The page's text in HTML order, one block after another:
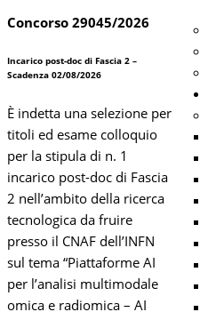
Concorso 29045/2026
Incarico post-doc di Fascia 2 –
Scadenza 02/08/2026
È indetta una selezione per
titoli ed esame colloquio
per la stipula di n. 1
incarico post-doc di Fascia
2 nell’ambito della ricerca
tecnologica da fruire
presso il CNAF dell’INFN
sul tema “Piattaforme AI
per l’analisi multimodale
omica e radiomica – AI